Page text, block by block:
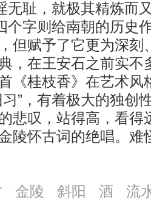
无耻，就极其精炼而
个字则给南朝的历史
但赋予了它更为深
，在王安石之前实不
桂枝香》在艺术风
习”，有着极大的独创
悲叹，站得高，看得
陵怀古词的绝唱。难
金陵 斜阳 酒
流